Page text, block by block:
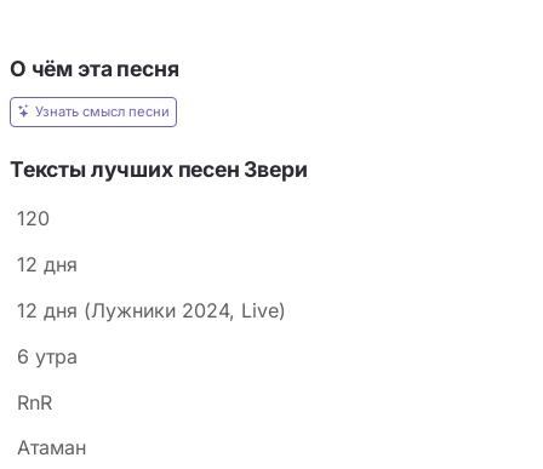
О чём эта песня
Узнать смысл песни
Тексты лучших песен Звери
120
12 дня
12 дня (Лужники 2024, Live)
6 утра
RnR
Атаман